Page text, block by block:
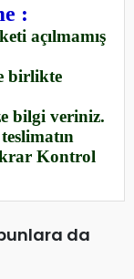
:
açılmamış
birlikte
bilgi veriniz.
Kontrol
da